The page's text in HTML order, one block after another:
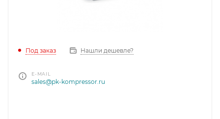
Под заказ Нашли дешевле?
E-MAIL
sales@pk-kompressor.ru